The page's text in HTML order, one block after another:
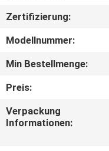
FABRIK-
AUSFLUG
TRETEN
Zertifizierung:
Modellnummer:
Min Bestellmenge:
Preis:
Verpackung
Informationen: